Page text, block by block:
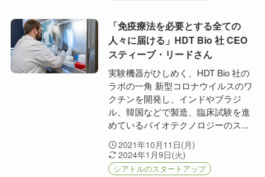
「免疫療法を必要とする全ての
人々に届ける」HDT Bio 社 CEO
スティーブ・リードさん
実験機器がひしめく、HDT Bio 社の
ラボの一角 新型コロナウイルスのワ
クチンを開発し、インドやブラジ
ル、韓国などで製造、臨床試験を進
めているバイオテクノロジーのス...
2021年10月11日(月)
2024年1月9日(火)
シアトルのスタートアップ